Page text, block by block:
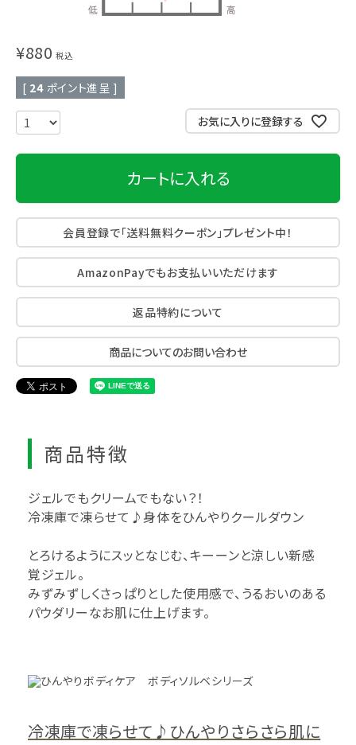
¥880 税込
[ 24 ポイント進呈 ]
お気に入りに登録する
カートに入れる
会員登録で「送料無料クーポン」プレゼント中！
AmazonPayでもお支払いいただけます
返品特約について
商品についてのお問い合わせ
商品特徴
ジェルでもクリームでもない？！
冷凍庫で凍らせて♪身体をひんやりクールダウン
とろけるようにスッとなじむ、キーーンと涼しい新感
覚ジェル。
みずみずしくさっぱりとした使用感で、うるおいのある
パウダリーなお肌に仕上げます。
冷凍庫で凍らせて♪ひんやりさらさら肌に